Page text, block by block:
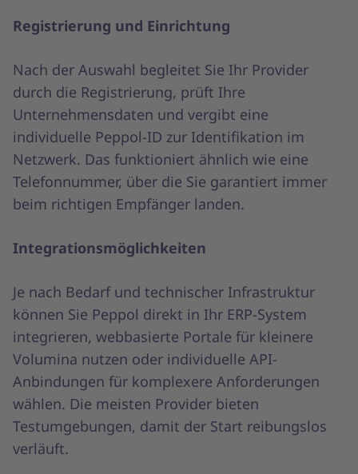
Registrierung und Einrichtung
Nach der Auswahl begleitet Sie Ihr Provider
durch die Registrierung, prüft Ihre
Unternehmensdaten und vergibt eine
individuelle Peppol-ID zur Identifikation im
Netzwerk. Das funktioniert ähnlich wie eine
Telefonnummer, über die Sie garantiert immer
beim richtigen Empfänger landen.
Integrationsmöglichkeiten
Je nach Bedarf und technischer Infrastruktur
können Sie Peppol direkt in Ihr ERP-System
integrieren, webbasierte Portale für kleinere
Volumina nutzen oder individuelle API-
Anbindungen für komplexere Anforderungen
wählen. Die meisten Provider bieten
Testumgebungen, damit der Start reibungslos
verläuft.